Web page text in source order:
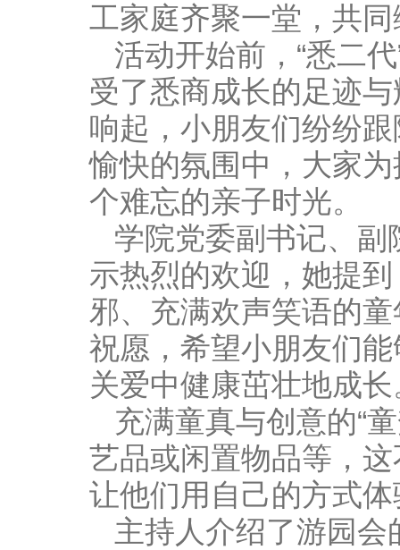
工家庭齐聚一堂，共
活动开始前，“悉二
受了悉商成长的足迹
响起，小朋友们纷纷
愉快的氛围中，大家
个难忘的亲子时光。
学院党委副书记、
示热烈的欢迎，她提
邪、充满欢声笑语的
祝愿，希望小朋友们
关爱中健康茁壮地成长
充满童真与创意的“
艺品或闲置物品等，
让他们用自己的方式
主持人介绍了游园